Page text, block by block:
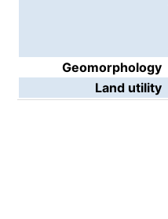
Geomorphology
Land utility